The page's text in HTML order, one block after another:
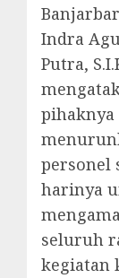
Indra
Putra,
pihaknya
personel
harinya
seluruh
kegiatan